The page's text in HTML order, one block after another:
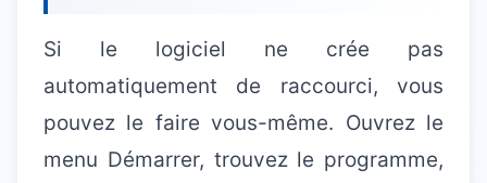
Si le logiciel ne crée pas
automatiquement de raccourci, vous
pouvez le faire vous-même. Ouvrez le
menu Démarrer, trouvez le programme,